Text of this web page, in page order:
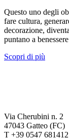
Questo uno degli
fare cultura,
decorazione,
puntano a
Scopri di più
Via Cherubini n. 2
47043 Gatteo (FC)
T +39 0547 681412